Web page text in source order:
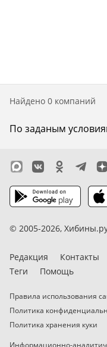
Общение
Найдено 0 компаний
По заданым
© 2005-2026,
Редакция Контакты
Теги
Помощь
Правила использования
Политика
Политика хранения куки
Информационно-